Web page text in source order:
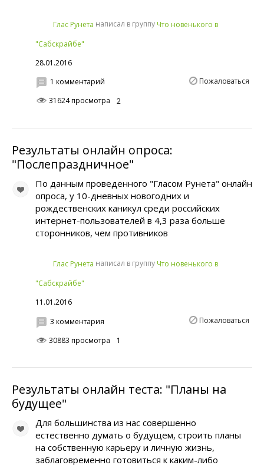
Глас Рунета написал в группу Что новенького в
"Сабскрайбе"
28.01.2016
Пожаловаться
1 комментарий
31624 просмотра
2
Результаты онлайн опроса:
"Послепраздничное"
По данным проведенного "Гласом Рунета" онлайн
опроса, у 10-дневных новогодних и
рождественских каникул среди российских
интернет-пользователей в 4,3 раза больше
сторонников, чем противников
Глас Рунета написал в группу Что новенького в
"Сабскрайбе"
11.01.2016
Пожаловаться
3 комментария
30883 просмотра
1
Результаты онлайн теста: "Планы на
будущее"
Для большинства из нас совершенно
естественно думать о будущем, строить планы
на собственную карьеру и личную жизнь,
заблаговременно готовиться к каким-либо